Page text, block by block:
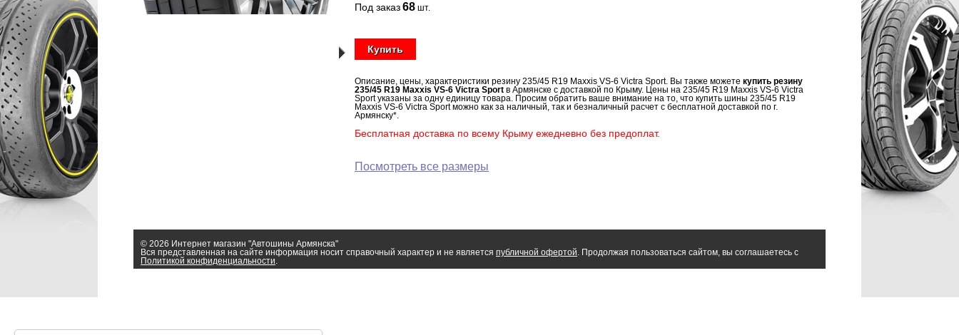
Под заказ68 шт.
Купить
Описание, цены, характеристики резину 235/45 R19 Maxxis VS-6 Victra Sport. Вы также можете купить резину
235/45 R19 Maxxis VS-6 Victra Sport в Армянске с доставкой по Крыму. Цены на 235/45 R19 Maxxis VS-6 Victra
Sport указаны за одну единицу товара. Просим обратить ваше внимание на то, что купить шины 235/45 R19
Maxxis VS-6 Victra Sport можно как за наличный, так и безналичный расчет с бесплатной доставкой по г.
Армянску*.
Бесплатная доставка по всему Крыму ежедневно без предоплат.
Посмотреть все размеры
© 2026 Интернет магазин "Автошины Армянска"
Вся представленная на сайте информация носит справочный характер и не является публичной офертой. Продолжая пользоваться сайтом, вы соглашаетесь с
Политикой конфиденциальности.